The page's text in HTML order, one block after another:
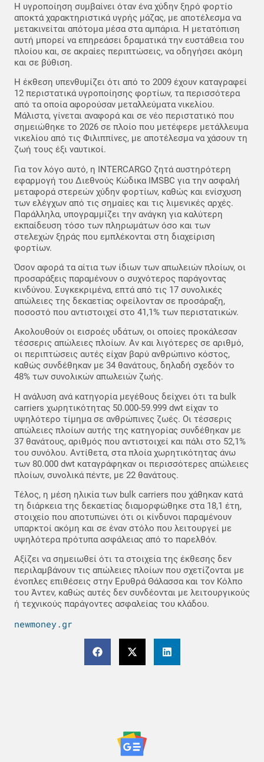
Η υγροποίηση συμβαίνει όταν ένα χύδην ξηρό φορτίο
αποκτά χαρακτηριστικά υγρής μάζας, με αποτέλεσμα να
μετακινείται απότομα μέσα στα αμπάρια. Η μετατόπιση
αυτή μπορεί να επηρεάσει δραματικά την ευστάθεια του
πλοίου και, σε ακραίες περιπτώσεις, να οδηγήσει ακόμη
και σε βύθιση.
Η έκθεση υπενθυμίζει ότι από το 2009 έχουν καταγραφεί
12 περιστατικά υγροποίησης φορτίων, τα περισσότερα
από τα οποία αφορούσαν μεταλλεύματα νικελίου.
Μάλιστα, γίνεται αναφορά και σε νέο περιστατικό που
σημειώθηκε το 2026 σε πλοίο που μετέφερε μετάλλευμα
νικελίου από τις Φιλιππίνες, με αποτέλεσμα να χάσουν τη
ζωή τους έξι ναυτικοί.
Για τον λόγο αυτό, η INTERCARGO ζητά αυστηρότερη
εφαρμογή του Διεθνούς Κώδικα IMSBC για την ασφαλή
μεταφορά στερεών χύδην φορτίων, καθώς και ενίσχυση
των ελέγχων από τις σημαίες και τις λιμενικές αρχές.
Παράλληλα, υπογραμμίζει την ανάγκη για καλύτερη
εκπαίδευση τόσο των πληρωμάτων όσο και των
στελεχών ξηράς που εμπλέκονται στη διαχείριση
φορτίων.
Όσον αφορά τα αίτια των ίδιων των απωλειών πλοίων, οι
προσαράξεις παραμένουν ο συχνότερος παράγοντας
κινδύνου. Συγκεκριμένα, επτά από τις 17 συνολικές
απώλειες της δεκαετίας οφείλονταν σε προσάραξη,
ποσοστό που αντιστοιχεί στο 41,1% των περιστατικών.
Ακολουθούν οι εισροές υδάτων, οι οποίες προκάλεσαν
τέσσερις απώλειες πλοίων. Αν και λιγότερες σε αριθμό,
οι περιπτώσεις αυτές είχαν βαρύ ανθρώπινο κόστος,
καθώς συνδέθηκαν με 34 θανάτους, δηλαδή σχεδόν το
48% των συνολικών απωλειών ζωής.
Η ανάλυση ανά κατηγορία μεγέθους δείχνει ότι τα bulk
carriers χωρητικότητας 50.000-59.999 dwt είχαν το
υψηλότερο τίμημα σε ανθρώπινες ζωές. Οι τέσσερις
απώλειες πλοίων αυτής της κατηγορίας συνδέθηκαν με
37 θανάτους, αριθμός που αντιστοιχεί και πάλι στο 52,1%
του συνόλου. Αντίθετα, στα πλοία χωρητικότητας άνω
των 80.000 dwt καταγράφηκαν οι περισσότερες απώλειες
πλοίων, συνολικά πέντε, με 22 θανάτους.
Τέλος, η μέση ηλικία των bulk carriers που χάθηκαν κατά
τη διάρκεια της δεκαετίας διαμορφώθηκε στα 18,1 έτη,
στοιχείο που αποτυπώνει ότι οι κίνδυνοι παραμένουν
υπαρκτοί ακόμη και σε έναν στόλο που λειτουργεί με
υψηλότερα πρότυπα ασφάλειας από το παρελθόν.
Αξίζει να σημειωθεί ότι τα στοιχεία της έκθεσης δεν
περιλαμβάνουν τις απώλειες πλοίων που σχετίζονται με
ένοπλες επιθέσεις στην Ερυθρά Θάλασσα και τον Κόλπο
του Άντεν, καθώς αυτές δεν συνδέονται με λειτουργικούς
ή τεχνικούς παράγοντες ασφαλείας του κλάδου.
newmoney.gr